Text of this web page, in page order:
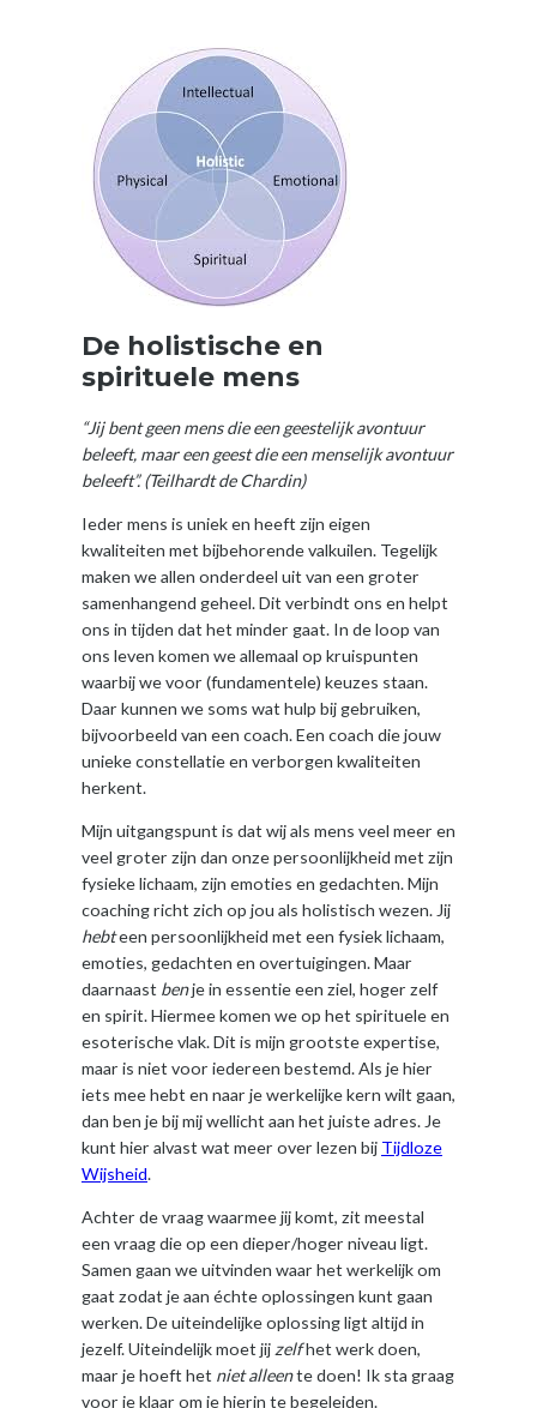
De holistische en
spirituele mens
“Jij bent geen mens die een geestelijk avontuur
beleeft, maar een geest die een menselijk avontuur
beleeft”. (Teilhardt de Chardin)
Ieder mens is uniek en heeft zijn eigen
kwaliteiten met bijbehorende valkuilen. Tegelijk
maken we allen onderdeel uit van een groter
samenhangend geheel. Dit verbindt ons en helpt
ons in tijden dat het minder gaat. In de loop van
ons leven komen we allemaal op kruispunten
waarbij we voor (fundamentele) keuzes staan.
Daar kunnen we soms wat hulp bij gebruiken,
bijvoorbeeld van een coach. Een coach die jouw
unieke constellatie en verborgen kwaliteiten
herkent.
Mijn uitgangspunt is dat wij als mens veel meer en
veel groter zijn dan onze persoonlijkheid met zijn
fysieke lichaam, zijn emoties en gedachten. Mijn
coaching richt zich op jou als holistisch wezen. Jij
hebteen persoonlijkheid met een fysiek lichaam,
emoties, gedachten en overtuigingen. Maar
daarnaast benje in essentie een ziel, hoger zelf
en spirit. Hiermee komen we op het spirituele en
esoterische vlak. Dit is mijn grootste expertise,
maar is niet voor iedereen bestemd. Als je hier
iets mee hebt en naar je werkelijke kern wilt gaan,
dan ben je bij mij wellicht aan het juiste adres. Je
kunt hier alvast wat meer over lezen bij Tijdloze
Wijsheid.
Achter de vraag waarmee jij komt, zit meestal
een vraag die op een dieper/hoger niveau ligt.
Samen gaan we uitvinden waar het werkelijk om
gaat zodat je aan échte oplossingen kunt gaan
werken. De uiteindelijke oplossing ligt altijd in
jezelf. Uiteindelijk moet jij zelfhet werk doen,
maar je hoeft het niet alleente doen! Ik sta graag
voor je klaar om je hierin te begeleiden.